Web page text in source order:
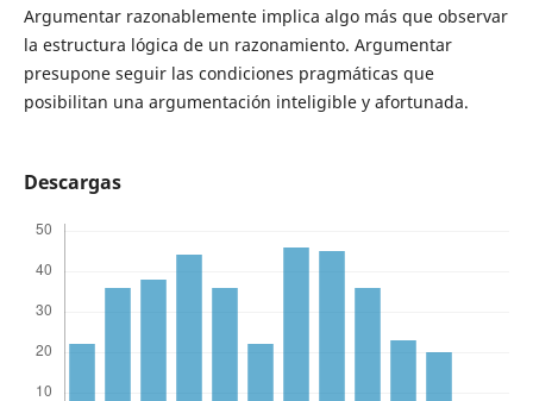
Argumentar razonablemente implica algo más que observar
la estructura lógica de un razonamiento. Argumentar
presupone seguir las condiciones pragmáticas que
posibilitan una argumentación inteligible y afortunada.
Descargas